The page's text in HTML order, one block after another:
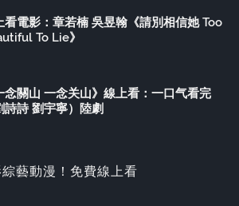
看電影：章若楠 吳昱翰《請別相信她 Too
To Lie》
念關山 一念关山》線上看：一口气看完
詩詩 劉宇寧）陸劇
藝動漫！免費線上看